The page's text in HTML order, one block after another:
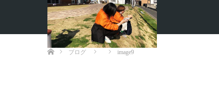
ホーム
ブログ image9